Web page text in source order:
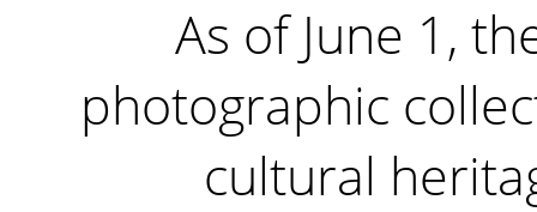
As of June 1,
photographic
cultural